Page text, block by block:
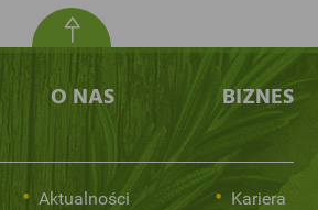
O NAS
Aktualności
BIZNES
Kariera